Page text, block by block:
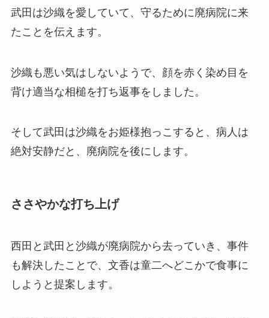
武田は沙織を愛していて、守るために廃病院に来
たことを伝えます。
沙織も悪い気はしないようで、顔を赤く染め目を
背け適当な相槌を打ち返事をしました。
そして武田は沙織をお姫様抱っこすると、病人は
絶対安静だと、廃病院を後にします。
ささやかな打ち上げ
西田と武田と沙織が廃病院から去っていき、事件
も解決したことで、文香は童二へどこかで食事に
しようと提案します。